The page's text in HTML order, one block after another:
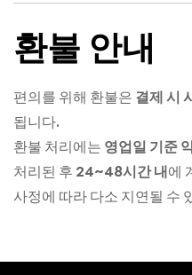
환불 안내
편의를 위해 환불은 결제 시
됩니다.
환불 처리에는 영업일 기준
처리된 후 24~48시간 내에
사정에 따라 다소 지연될 수